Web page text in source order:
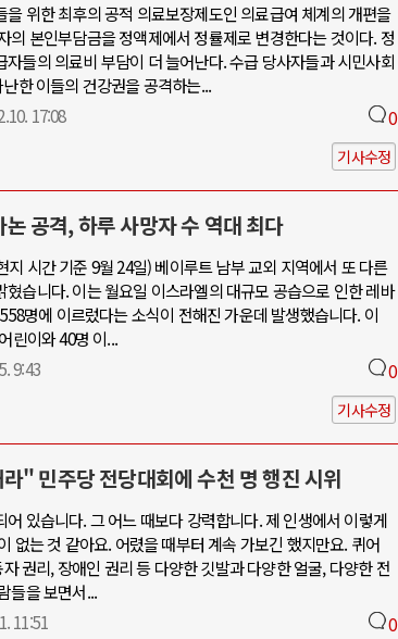
을 위한 최후의 공적 의료보장제도인 의료급여 체계의 개편을
의 본인부담금을 정액제에서 정률제로 변경한다는 것이다. 정
자들의 의료비 부담이 더 늘어난다. 수급 당사자들과 시민사회
한 이들의 건강권을 공격하는...
17:08 0
기사수정
공격, 하루 사망자 수 역대 최다
지 시간 기준 9월 24일) 베이루트 남부 교외 지역에서 또 다른
혔습니다. 이는 월요일 이스라엘의 대규모 공습으로 인한 레바
명에 이르렀다는 소식이 전해진 가운데 발생했습니다. 이
린이와 40명 이...
9:43 0
기사수정
" 민주당 전당대회에 수천 명 행진 시위
어 있습니다. 그 어느 때보다 강력합니다. 제 인생에서 이렇게
없는 것 같아요. 어렸을 때부터 계속 가보긴 했지만요. 퀴어
권리, 장애인 권리 등 다양한 깃발과 다양한 얼굴, 다양한 전
들을 보면서...
11:51 0